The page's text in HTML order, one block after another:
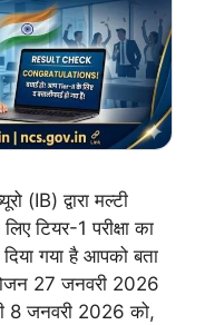
द्वारा मल्टी
टियर-1 परीक्षा का
गया है आपको बता
27 जनवरी 2026
8 जनवरी 2026 को,